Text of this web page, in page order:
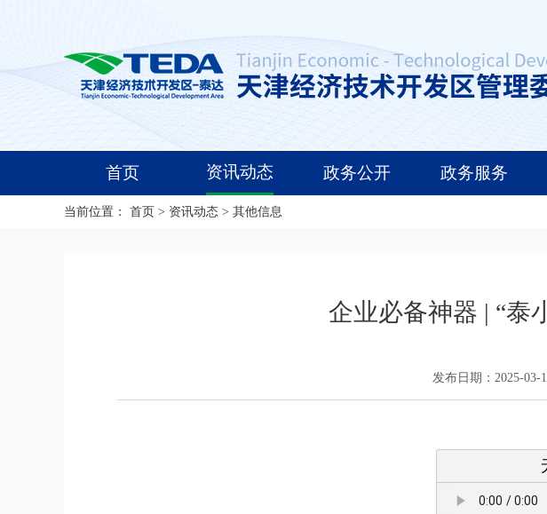
首页 资讯动态 政务公开 政务服务
当前位置： 首页 > 资讯动态 > 其他信息
企业必备神器 | “泰
发布日期：2025-03-